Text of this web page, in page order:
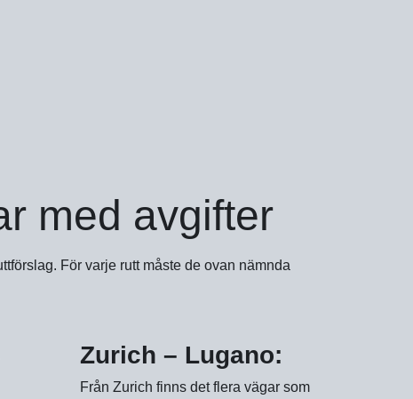
med avgifter
För varje rutt måste de ovan nämnda
Zurich – Lugano:
Från Zurich finns det flera vägar som